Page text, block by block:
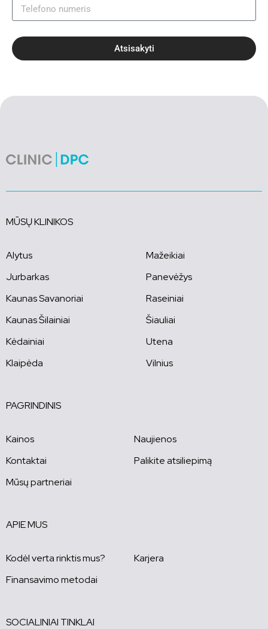
Atsisakyti
MŪSŲ KLINIKOS
Alytus
Jurbarkas
Kaunas Savanoriai
Kaunas Šilainiai
Kėdainiai
Klaipėda
Mažeikiai
Panevėžys
Raseiniai
Šiauliai
Utena
Vilnius
PAGRINDINIS
Kainos
Naujienos
Kontaktai
Palikite atsiliepimą
Mūsų partneriai
APIE MUS
Kodėl verta rinktis mus?
Karjera
Finansavimo metodai
SOCIALINIAI TINKLAI